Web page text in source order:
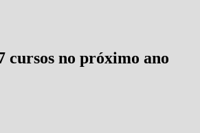
cursos no próximo ano